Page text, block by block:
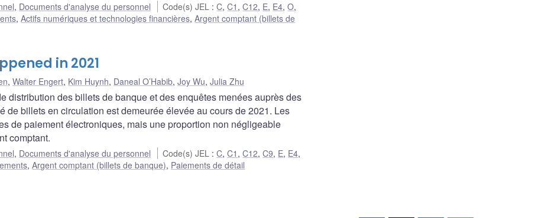
, Documents d'analyse du personnel Code(s) JEL :C,C1 ,C12, E, E4,O,
,Actifs numériques et technologies financières,Argent comptant (billets de
in 2021
, Walter Engert, Kim Huynh, Daneal O’Habib, Joy Wu, Julia Zhu
distribution des billets de banque et des enquêtes menées auprès des
de billets en circulation est demeurée élevée au cours de 2021. Les
de paiement électroniques, mais une proportion non négligeable
comptant.
, Documents d'analyse du personnel Code(s) JEL :C,C1 ,C12,C9, E, E4,
,Argent comptant (billets de banque), Paiements de détail